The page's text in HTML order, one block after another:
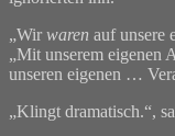
„Wir waren auf unsere
„Mit unserem eigenen
unseren eigenen …
„Klingt dramatisch.“,